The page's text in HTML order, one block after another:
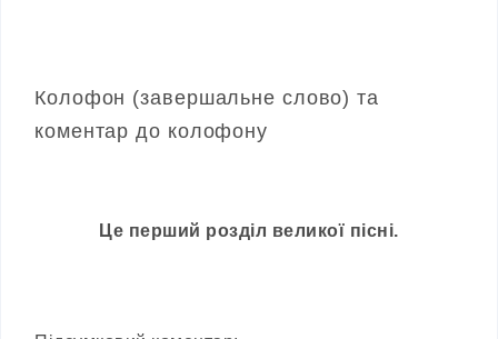
Колофон (завершальне слово) та
коментар до колофону
Це перший розділ великої пісні.